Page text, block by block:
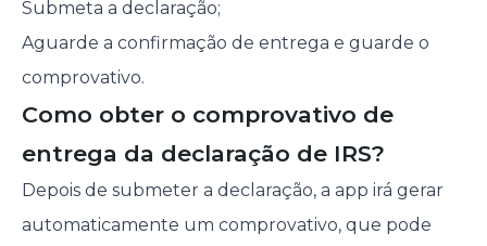
Submeta a declaração;
Aguarde a confirmação de entrega e guarde o
comprovativo.
Como obter o comprovativo de
entrega da declaração de IRS?
Depois de submeter a declaração, a app irá gerar
automaticamente um comprovativo, que pode